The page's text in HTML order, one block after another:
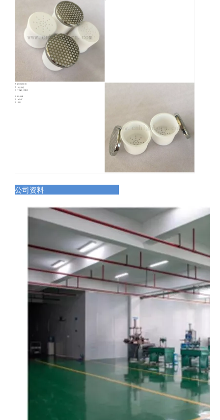
陶瓷坩埚的应用
1。火灾测定
2。TGA3。DSC4
挥发性拍摄
5。加热炉
6。烧结
公司资料